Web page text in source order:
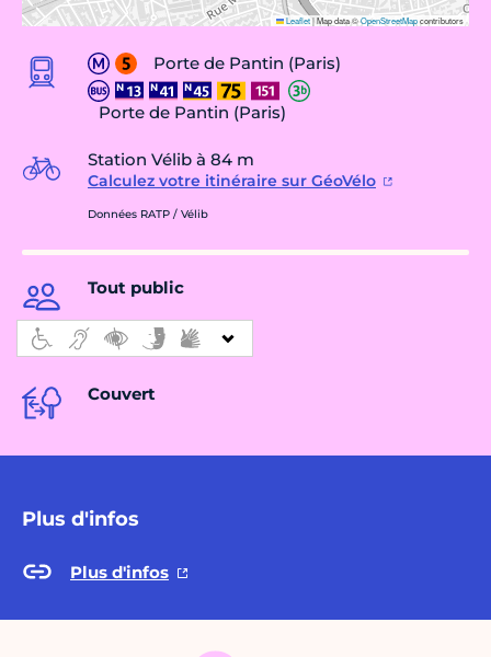
Leaflet|Map data ©OpenStreetMapcontributors
Porte de Pantin (Paris)
Porte de Pantin (Paris)
Station Vélib à 84 m
Calculez votre itinéraire sur GéoVélo
Données RATP / Vélib
Tout public
Couvert
Plus d'infos
Plus d'infos